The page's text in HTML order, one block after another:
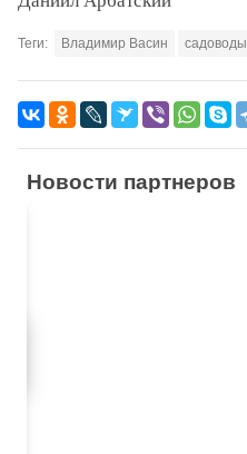
Теги: Владимир Васин садоводы
Новости партнеров